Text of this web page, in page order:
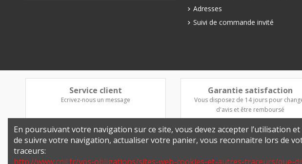
Adresses
Suivi de commande invité
Service client
Ecrivez-nous un message
Garantie satisfaction
Vous disposez de 14 jours pour
d'avis et être remboursé
En poursuivant votre navigation sur ce site, vous devez accepter l’utilisation
de suivre votre navigation, actualiser votre panier, vous reconnaitre lors de
traceurs:
http://www.cnil.fr/vos-obligations/sites-web-cookies-et-autres-traceurs/que-